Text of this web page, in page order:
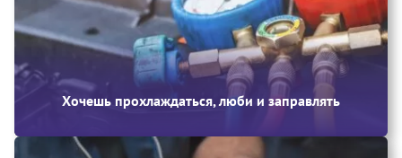
Хочешь прохлаждаться, люби и заправлять